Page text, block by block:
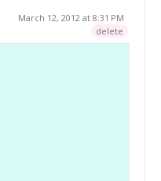
March 12, 2012 at 8:31 PM
delete